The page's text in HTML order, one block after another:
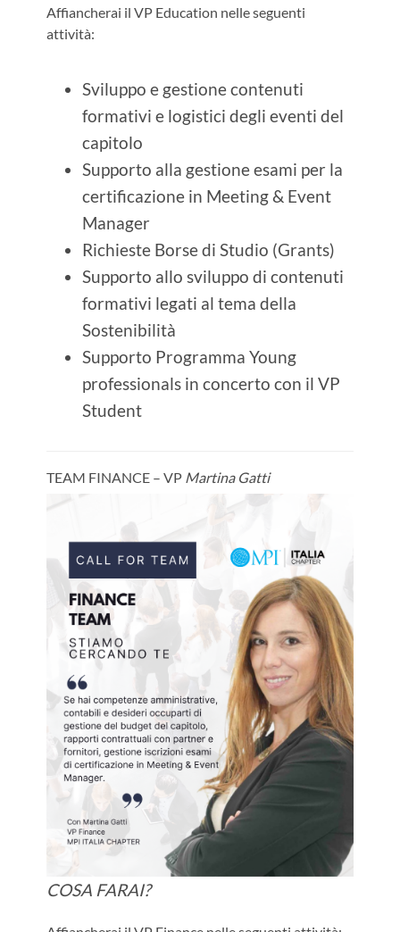
Affiancherai il VP Education nelle seguenti
attività:
Sviluppo e gestione contenuti
formativi e logistici degli eventi del
capitolo
Supporto alla gestione esami per la
certificazione in Meeting & Event
Manager
Richieste Borse di Studio (Grants)
Supporto allo sviluppo di contenuti
formativi legati al tema della
Sostenibilità
Supporto Programma Young
professionals in concerto con il VP
Student
TEAM FINANCE – VP Martina Gatti
COSA FARAI?